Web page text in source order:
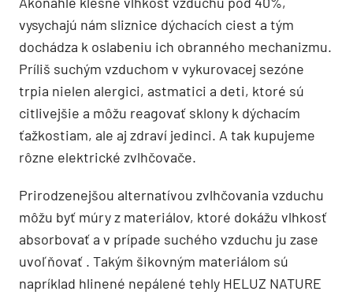
vysychajú nám sliznice dýchacích ciest a tým
dochádza k oslabeniu ich obranného mechanizmu.
Príliš suchým vzduchom v vykurovacej sezóne
trpia nielen alergici, astmatici a deti, ktoré sú
citlivejšie a môžu reagovať sklony k dýchacím
ťažkostiam, ale aj zdraví jedinci. A tak kupujeme
rôzne elektrické zvlhčovače.
Prirodzenejšou alternatívou zvlhčovania vzduchu
môžu byť múry z materiálov, ktoré dokážu vlhkosť
absorbovať a v prípade suchého vzduchu ju zase
uvoľňovať . Takým šikovným materiálom sú
napríklad hlinené nepálené tehly HELUZ NATURE